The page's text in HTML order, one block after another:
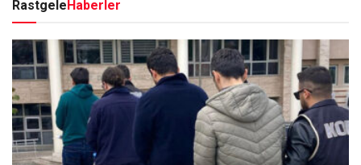
Rastgele Haberler